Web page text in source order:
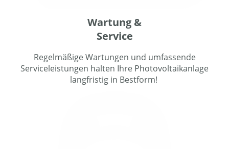
Wartung &
Service
Regelmäßige Wartungen und umfassende
Serviceleistungen halten Ihre Photovoltaikanlage
langfristig in Bestform!